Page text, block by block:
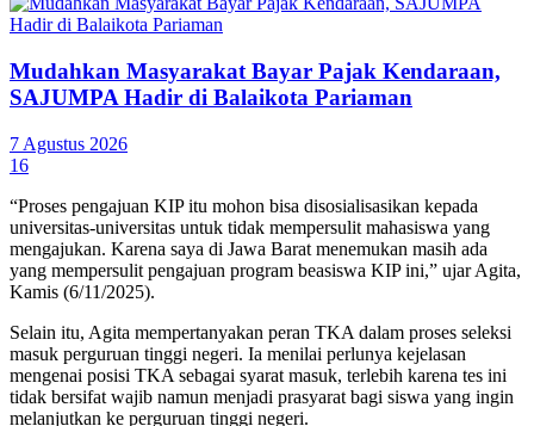
Mudahkan Masyarakat Bayar Pajak Kendaraan,
SAJUMPA Hadir di Balaikota Pariaman
7 Agustus 2026
16
“Proses pengajuan KIP itu mohon bisa disosialisasikan kepada
universitas-universitas untuk tidak mempersulit mahasiswa yang
mengajukan. Karena saya di Jawa Barat menemukan masih ada
yang mempersulit pengajuan program beasiswa KIP ini,” ujar Agita,
Kamis (6/11/2025).
Selain itu, Agita mempertanyakan peran TKA dalam proses seleksi
masuk perguruan tinggi negeri. Ia menilai perlunya kejelasan
mengenai posisi TKA sebagai syarat masuk, terlebih karena tes ini
tidak bersifat wajib namun menjadi prasyarat bagi siswa yang ingin
melanjutkan ke perguruan tinggi negeri.